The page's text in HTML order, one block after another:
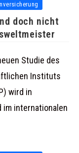
doch nicht
Studie des
Instituts
wird in
im internationalen